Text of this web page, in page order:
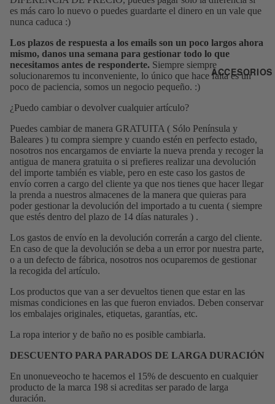
ACCESORIOS
es más caro lo nuevo o puedes guardarte el dinero en un vale que
nunca caduca :)
Los plazos de respuesta a los emails son un poco largos ahora
mismo, danos una semana para gestionar todo lo que
necesitamos antes de responderte. Siempre siempre
solucionaremos tu inconveniente, lo único que hace falta es un
poco de paciencia, somos un negocio pequeño. :)
¿Puedo cambiar o devolver cualquier artículo?
Puedes cambiar de manera GRATUITA ( Sólo Península y
Baleares ) tu compra siempre y cuando estén en perfecto estado,
nosotros nos encargamos de enviarte la nueva prenda y recoger la
antigua de manera gratuita o si prefieres realizar una devolución
del importe también es viable, pero en este caso los gastos de
envío corren a cargo del cliente ya que nos tienes que hacer llegar
la prenda a nuestros almacenes de la manera que quieras para
poder gestionar la devolución del importado a tu cuenta ( siempre
que estés dentro del plazo de 14 días naturales ) .
Los gastos de envío en la devolución correrán a cargo del cliente.
En caso de que la devolución se deba a un error por nuestra parte,
o a un defecto de fábrica, nosotros nos ocuparemos de gestionar
la recogida del artículo.
Los productos que van a ser devueltos tienen que estar en las
mismas condiciones en las que fueron enviados. Deben conservar
los embalajes originales, etiquetas, garantías, etc.
La ropa interior y de baño no es posible cambiarla.
DESCUENTO PARA PARADOS DE LARGA DURACIÓN
En unonueveocho te hacemos el 15% de descuento en cualquier
producto de la marca 198 si acreditas ser parado de larga
duración.